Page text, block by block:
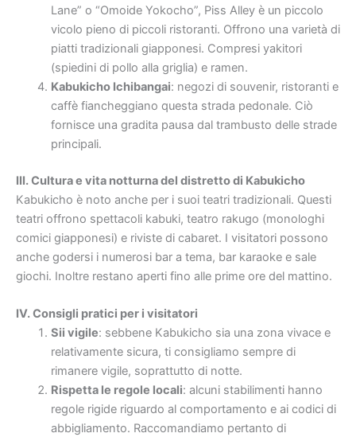
Lane” o “Omoide Yokocho”, Piss Alley è un piccolo
vicolo pieno di piccoli ristoranti. Offrono una varietà di
piatti tradizionali giapponesi. Compresi yakitori
(spiedini di pollo alla griglia) e ramen.
Kabukicho Ichibangai: negozi di souvenir, ristoranti e
caffè fiancheggiano questa strada pedonale. Ciò
fornisce una gradita pausa dal trambusto delle strade
principali.
III. Cultura e vita notturna del distretto di Kabukicho
Kabukicho è noto anche per i suoi teatri tradizionali. Questi
teatri offrono spettacoli kabuki, teatro rakugo (monologhi
comici giapponesi) e riviste di cabaret. I visitatori possono
anche godersi i numerosi bar a tema, bar karaoke e sale
giochi. Inoltre restano aperti fino alle prime ore del mattino.
IV. Consigli pratici per i visitatori
Sii vigile: sebbene Kabukicho sia una zona vivace e
relativamente sicura, ti consigliamo sempre di
rimanere vigile, soprattutto di notte.
Rispetta le regole locali: alcuni stabilimenti hanno
regole rigide riguardo al comportamento e ai codici di
abbigliamento. Raccomandiamo pertanto di